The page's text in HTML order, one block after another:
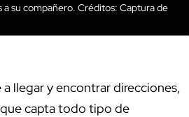
a su compañero. Créditos: Captura de
llegar y encontrar direcciones,
que capta todo tipo de